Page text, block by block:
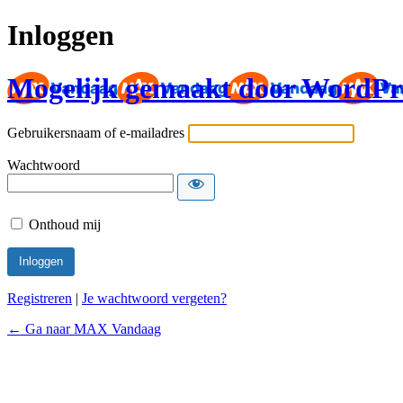
Inloggen
Mogelijk gemaakt door
Gebruikersnaam of e-mailadres
Wachtwoord
Onthoud mij
Registreren | Je wachtwoord vergeten?
← Ga naar MAX Vandaag